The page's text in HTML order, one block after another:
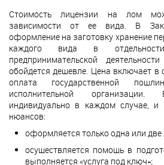
Стоимость лицензии на лом
зависимости от ее вида. В
оформление на заготовку хранение
каждого вида в
предпринимательской
обойдется дешевле. Цена включает в
оплата государственной
исполнительной организации.
индивидуально в каждом случае, и
нюансов:
оформляется только одна или две
осуществляется помощь в
выполняется «услуга под ключ»;